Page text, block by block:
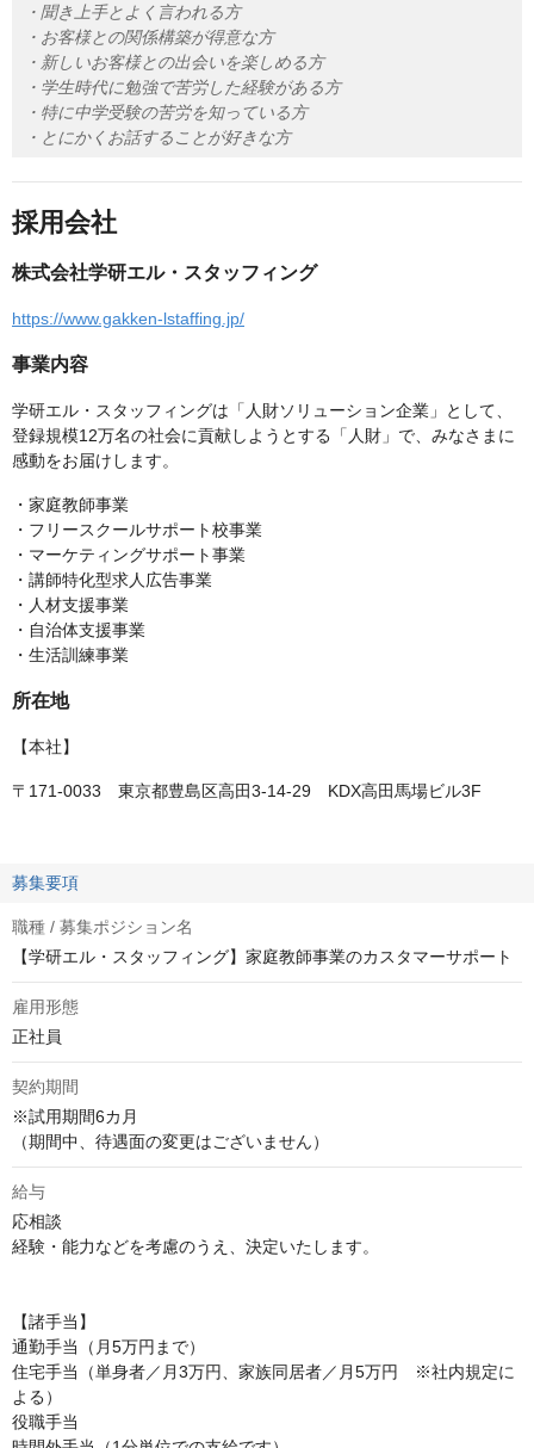
・聞き上手とよく言われる方
・お客様との関係構築が得意な方
・新しいお客様との出会いを楽しめる方
・学生時代に勉強で苦労した経験がある方
・特に中学受験の苦労を知っている方
・とにかくお話することが好きな方
採用会社
株式会社学研エル・スタッフィング
https://www.gakken-lstaffing.jp/
事業内容
学研エル・スタッフィングは「人財ソリューション企業」として、
登録規模12万名の社会に貢献しようとする「人財」で、みなさまに
感動をお届けします。
・家庭教師事業
・フリースクールサポート校事業
・マーケティングサポート事業
・講師特化型求人広告事業
・人材支援事業
・自治体支援事業
・生活訓練事業
所在地
【本社】
〒171-0033 東京都豊島区高田3-14-29 KDX高田馬場ビル3F
募集要項
職種 / 募集ポジション名
【学研エル・スタッフィング】家庭教師事業のカスタマーサポート
雇用形態
正社員
契約期間
※試用期間6カ月
（期間中、待遇面の変更はございません）
給与
応相談
経験・能力などを考慮のうえ、決定いたします。
【諸手当】
通勤手当（月5万円まで）
住宅手当（単身者／月3万円、家族同居者／月5万円　※社内規定に
よる）
役職手当